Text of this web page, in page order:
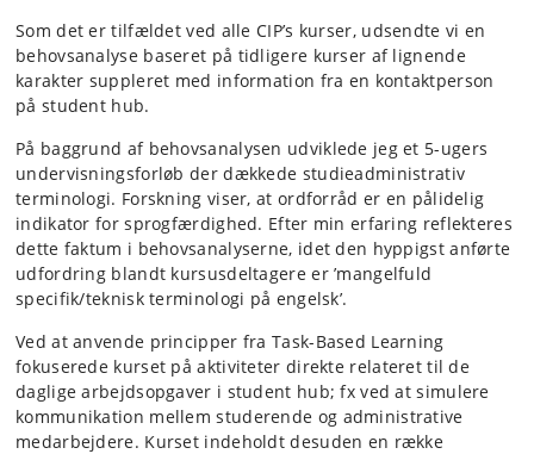
Som det er tilfældet ved alle CIP’s kurser, udsendte vi en
behovsanalyse baseret på tidligere kurser af lignende
karakter suppleret med information fra en kontaktperson
på student hub.
På baggrund af behovsanalysen udviklede jeg et 5-ugers
undervisningsforløb der dækkede studieadministrativ
terminologi. Forskning viser, at ordforråd er en pålidelig
indikator for sprogfærdighed. Efter min erfaring reflekteres
dette faktum i behovsanalyserne, idet den hyppigst anførte
udfordring blandt kursusdeltagere er ’mangelfuld
specifik/teknisk terminologi på engelsk’.
Ved at anvende principper fra Task-Based Learning
fokuserede kurset på aktiviteter direkte relateret til de
daglige arbejdsopgaver i student hub; fx ved at simulere
kommunikation mellem studerende og administrative
medarbejdere. Kurset indeholdt desuden en række